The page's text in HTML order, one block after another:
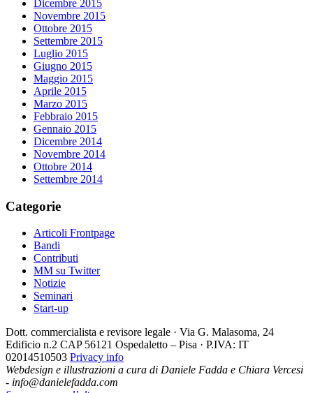
Dicembre 2015
Novembre 2015
Ottobre 2015
Settembre 2015
Luglio 2015
Giugno 2015
Maggio 2015
Aprile 2015
Marzo 2015
Febbraio 2015
Gennaio 2015
Dicembre 2014
Novembre 2014
Ottobre 2014
Settembre 2014
Categorie
Articoli Frontpage
Bandi
Contributi
MM su Twitter
Notizie
Seminari
Start-up
Dott. commercialista e revisore legale · Via G. Malasoma, 24
Edificio n.2 CAP 56121 Ospedaletto – Pisa · P.IVA: IT
02014510503 Privacy info
Webdesign e illustrazioni a cura di Daniele Fadda e Chiara Vercesi
- info@danielefadda.com